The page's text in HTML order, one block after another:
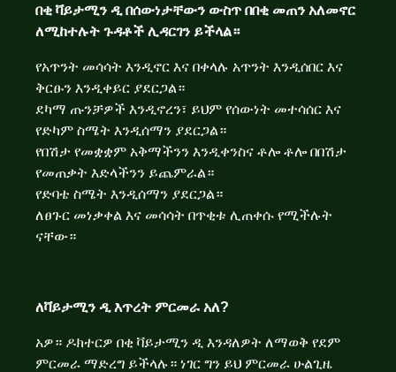
በቂ ቫይታሚን ዲ በሰውነታቸውን ውስጥ በበቂ መጠን አለመኖር
ለሚከተሉት ጉዳቶች ሊዳርገን ይችላል።
የአጥንት መሳሳት እንዲኖር እና በቀላሉ አጥንት እንዲሰበር እና
ቅርፁን እንዲቀይር ያደርጋል።
ደካማ ጡንቻዎች እንዲኖረን፣ ይህም የሰውነት መተሳሰር እና
የድካም ስሜት እንዲሰማን ያደርጋል።
የበሽታ የመቋቋም አቅማችንን እንዲቀንስና ቶሎ ቶሎ በበሽታ
የመጠቃት እድላችንን ይጨምራል።
የድባቴ ስሜት እንዲሰማን ያደርጋል።
ለፀጉር መነቃቀል እና መሳሳት በጥቂቱ ሊጠቀሱ የሚችሉት
ናቸው።
ለቫይታሚን ዲ እጥረት ምርመራ አለ?
አዎ። ዶክተርዎ በቂ ቫይታሚን ዲ እንዳለዎት ለማወቅ የደም
ምርመራ ማድረግ ይችላሉ። ነገር ግን ይህ ምርመራ ሁልጊዜ